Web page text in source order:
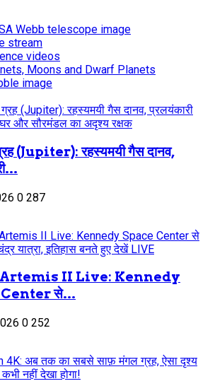
Webb telescope image
stream
videos
Moons and Dwarf Planets
image
(Jupiter): रहस्यमयी गैस दानव,
0 287
Artemis II Live: Kennedy
से...
0 252